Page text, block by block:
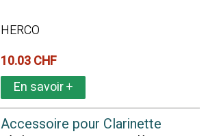
HERCO
10.03 CHF
En savoir+
Accessoire pour Clarinette